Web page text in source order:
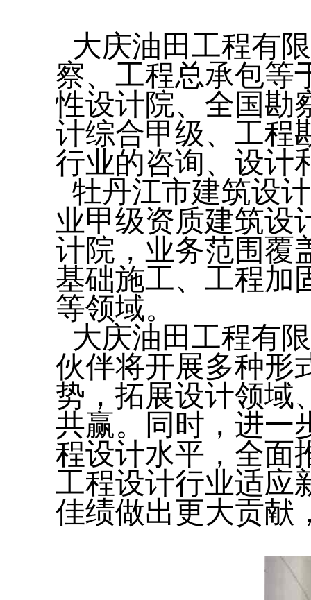
大庆油田工程有
察、工程总承包等
性设计院、全国勘
计综合甲级、工程
行业的咨询、设计
牡丹江市建筑设
业甲级资质建筑设
计院，业务范围覆
基础施工、工程加
等领域。
大庆油田工程有
伙伴将开展多种形
势，拓展设计领域
共赢。同时，进一
程设计水平，全面
工程设计行业适应
佳绩做出更大贡献